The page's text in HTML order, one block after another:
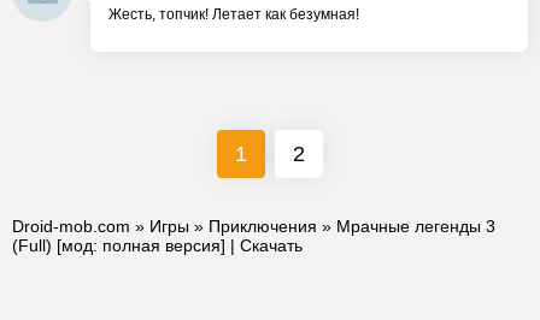
Жесть, топчик! Летает как безумная!
1 2
Droid-mob.com » Игры » Приключения » Мрачные легенды 3
(Full) [мод: полная версия] | Скачать